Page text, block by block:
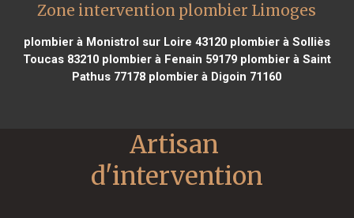
Zone intervention plombier Limoges
plombier à Monistrol sur Loire 43120plombier à Solliès
Toucas 83210plombier à Fenain 59179plombier à Saint
Pathus 77178 plombier à Digoin 71160
Artisan
d'intervention